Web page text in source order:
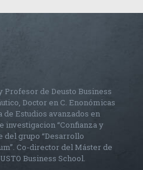
de Deusto Business
Doctor en C. Enonómicas
Estudios avanzados en
investigacion “Confianza y
del grupo “Desarrollo
Co-director del Máster de
Business School.